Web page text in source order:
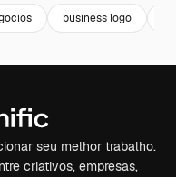
business logo
seu melhor trabalho.
criativos, empresas,